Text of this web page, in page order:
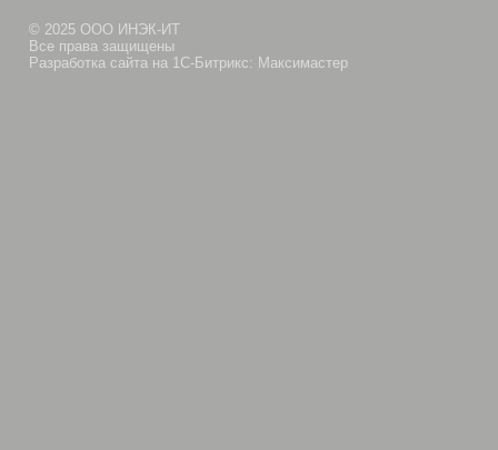
© 2025 ООО ИНЭК-ИТ
Все права защищены
Разработка сайта на 1С-Битрикс: Максимастер